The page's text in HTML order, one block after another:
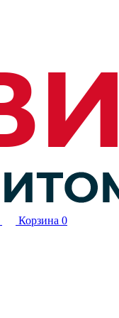
Корзина 0